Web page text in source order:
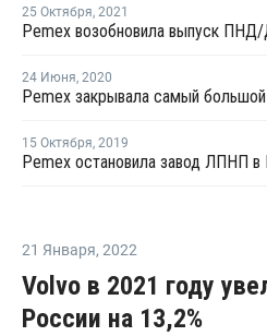
25 Октября, 2021
Pemex возобновила выпуск
24 Июня, 2020
15 Октября, 2019
Pemex остановила завод ЛПНП
21 Января, 2022
Volvo в 2021 году
России на 13,2%